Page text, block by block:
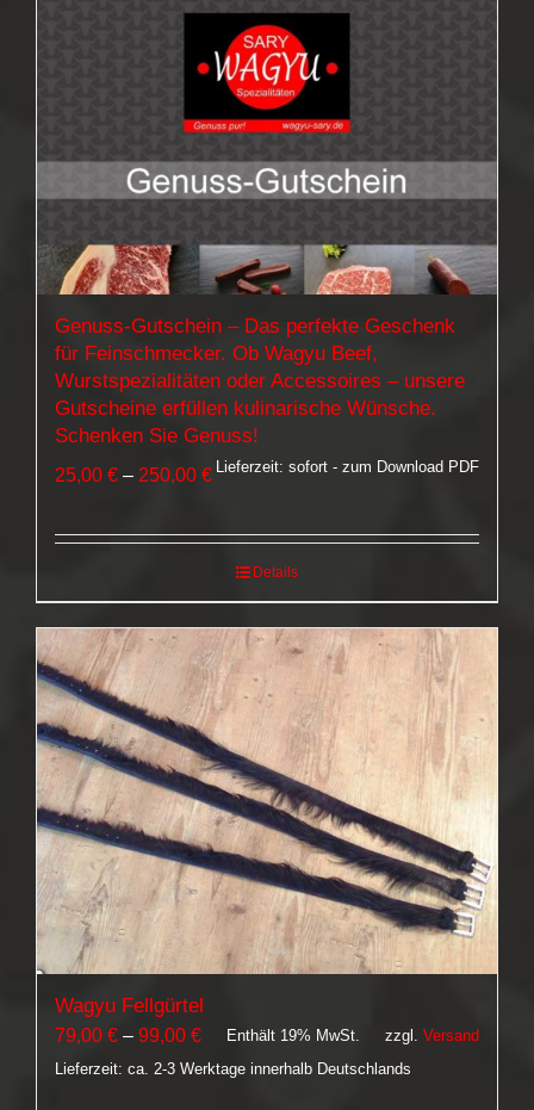
Genuss-Gutschein – Das perfekte Geschenk
für Feinschmecker. Ob Wagyu Beef,
Wurstspezialitäten oder Accessoires – unsere
Gutscheine erfüllen kulinarische Wünsche.
Schenken Sie Genuss!
25,00 € – 250,00 €Preisspanne:
bis
250,00 €
Lieferzeit: sofort - zum Download PDF
Details
Wagyu Fellgürtel
79,00 € – 99,00 €Preisspanne:
79,00 €
Enthält 19% MwSt. zzgl. Versand
Lieferzeit: ca. 2-3 Werktage innerhalb Deutschlands